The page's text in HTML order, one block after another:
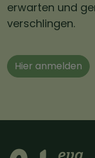
erwarten und
verschlingen.
Hier anmelden